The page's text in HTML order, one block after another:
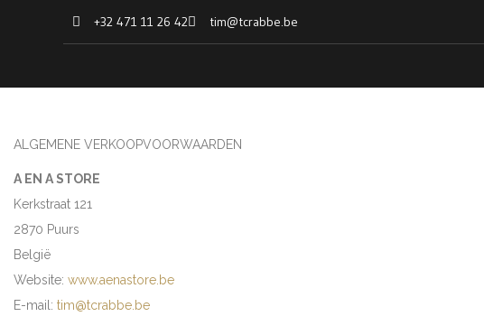
+32 471 11 26 42 tim@tcrabbe.be
ALGEMENE VERKOOPVOORWAARDEN
A EN A STORE
Kerkstraat 121
2870 Puurs
België
Website: www.aenastore.be
E-mail: tim@tcrabbe.be